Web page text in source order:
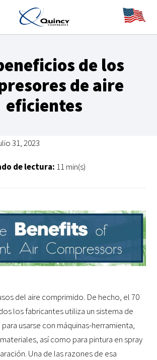
de los
de aire
eficientes
31, 2023
de lectura: 11 min(s)
del aire comprimido. De hecho, el 70
los fabricantes utiliza un sistema de
usarse con máquinas-herramienta,
así como para pintura en spray
Una de las razones de esa